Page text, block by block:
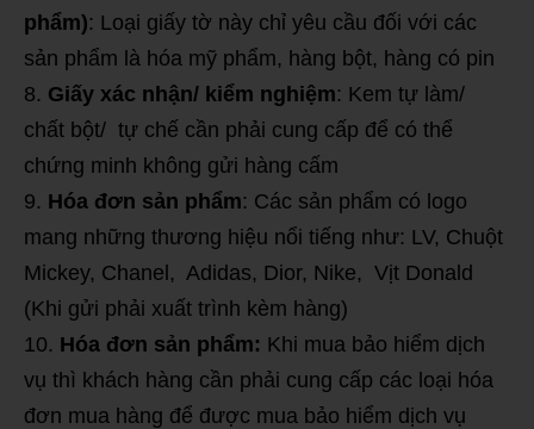
phẩm): Loại giấy tờ này chỉ yêu cầu đối với các
sản phẩm là hóa mỹ phẩm, hàng bột, hàng có pin
Giấy xác nhận/ kiểm nghiệm: Kem tự làm/
chất bột/ tự chế cần phải cung cấp để có thể
chứng minh không gửi hàng cấm
Hóa đơn sản phẩm: Các sản phẩm có logo
mang những thương hiệu nổi tiếng như: LV, Chuột
Mickey, Chanel, Adidas, Dior, Nike, Vịt Donald
(Khi gửi phải xuất trình kèm hàng)
Hóa đơn sản phẩm: Khi mua bảo hiểm dịch
vụ thì khách hàng cần phải cung cấp các loại hóa
đơn mua hàng để được mua bảo hiểm dịch vụ